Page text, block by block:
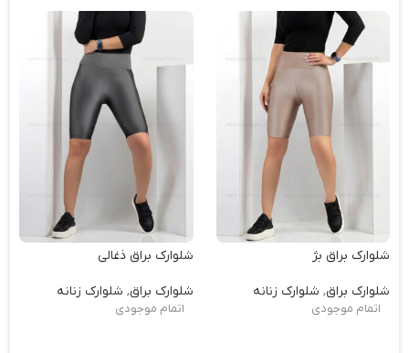
شلوارک براق بژ
شلوارک براق, شلوارک زنانه
اتمام موجودی
شلوارک براق ذغالی
شلوارک براق, شلوارک زنانه
اتمام موجودی